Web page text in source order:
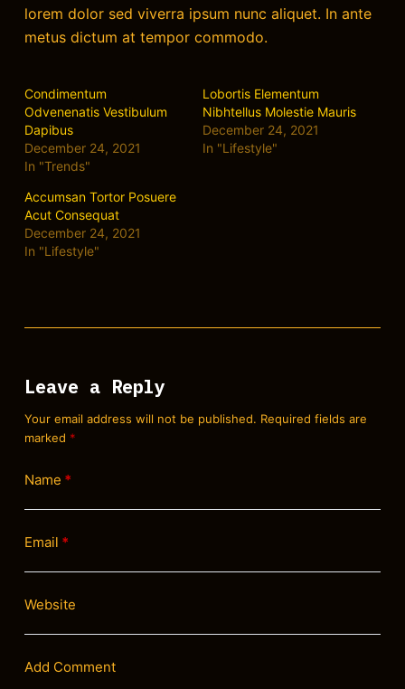
lorem dolor sed viverra ipsum nunc aliquet. In ante
metus dictum at tempor commodo.
Condimentum
Odvenenatis Vestibulum
Dapibus
December 24, 2021
In "Trends"
Lobortis Elementum
Nibhtellus Molestie Mauris
December 24, 2021
In "Lifestyle"
Accumsan Tortor Posuere
Acut Consequat
December 24, 2021
In "Lifestyle"
Leave a Reply
Your email address will not be published. Required fields are
marked *
Name *
Email *
Website
Add Comment